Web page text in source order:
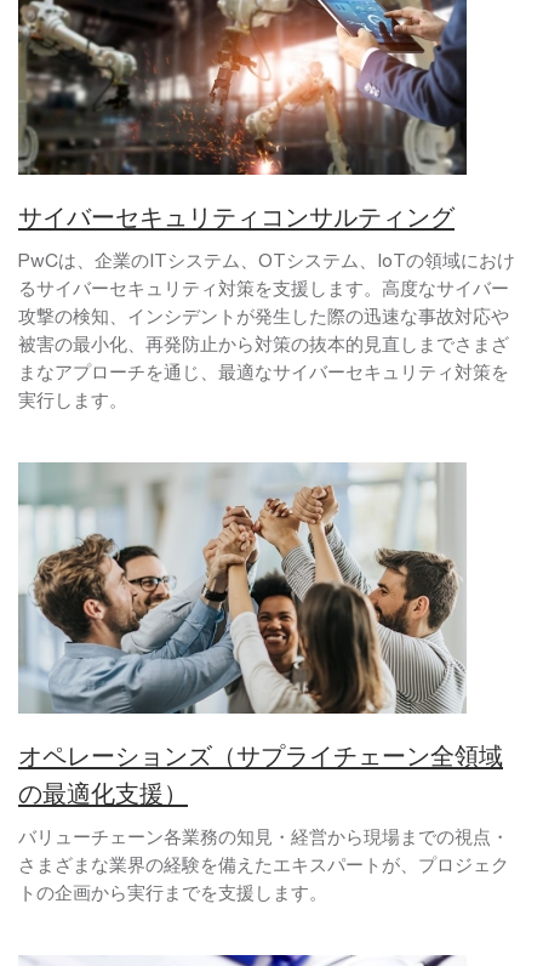
サイバーセキュリティコンサルティング
PwCは、企業のITシステム、OTシステム、IoTの領域におけ
るサイバーセキュリティ対策を支援します。高度なサイバー
攻撃の検知、インシデントが発生した際の迅速な事故対応や
被害の最小化、再発防止から対策の抜本的見直しまでさまざ
まなアプローチを通じ、最適なサイバーセキュリティ対策を
実行します。
オペレーションズ（サプライチェーン全領域
の最適化支援）
バリューチェーン各業務の知見・経営から現場までの視点・
さまざまな業界の経験を備えたエキスパートが、プロジェク
トの企画から実行までを支援します。